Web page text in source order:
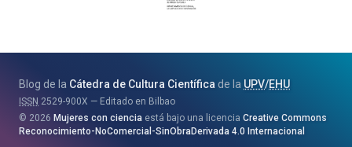
Jaurlaritza
eta
Berrikuntza
Saila
Blog de la Cátedra de Cultura Científica de la UPV/EHU
ISSN 2529-900X
Editado en Bilbao
2026 Mujeres con ciencia está bajo una licencia Creative Commons
Reconocimiento-NoComercial-SinObraDerivada 4.0 Internacional